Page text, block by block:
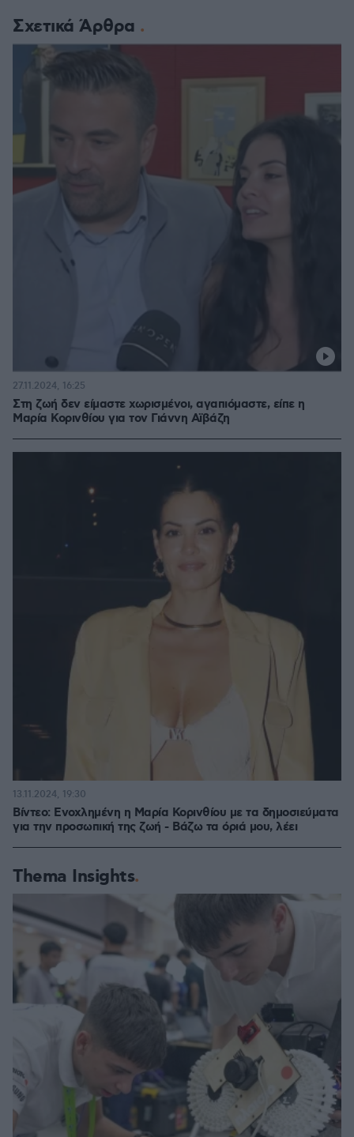
Σχετικά Άρθρα
Στη ζωή δεν είμαστε χωρισμένοι, αγαπιόμαστε, είπε η
Μαρία Κορινθίου για τον Γιάννη Αϊβάζη
27.11.2024, 16:25
Βίντεο: Ενοχλημένη η Μαρία Κορινθίου με τα δημοσιεύματα
για την προσωπική της ζωή - Βάζω τα όριά μου, λέει
13.11.2024, 19:30
Thema Insights